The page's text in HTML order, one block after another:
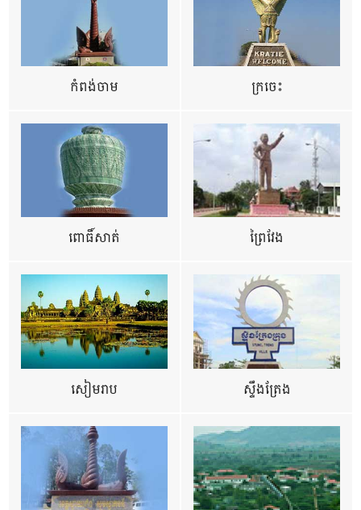
កំពង់ចាម ក្រចេះ
ពោធិ៍សាត់ ព្រៃវែង
សៀមរាប ស្ទឹងត្រែង